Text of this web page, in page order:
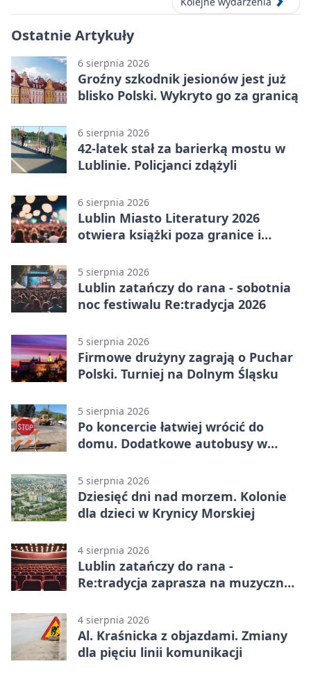
Ostatnie Artykuły
6 sierpnia 2026
Groźny szkodnik jesionów jest już
blisko Polski. Wykryto go za granicą
6 sierpnia 2026
42-latek stał za barierką mostu w
Lublinie. Policjanci zdążyli
6 sierpnia 2026
Lublin Miasto Literatury 2026
otwiera książki poza granice i
5 sierpnia 2026
Lublin zatańczy do rana - sobotnia
noc festiwalu Re:tradycja 2026
5 sierpnia 2026
Firmowe drużyny zagrają o Puchar
Polski. Turniej na Dolnym Śląsku
5 sierpnia 2026
Po koncercie łatwiej wrócić do
domu. Dodatkowe autobusy w
5 sierpnia 2026
Dziesięć dni nad morzem. Kolonie
dla dzieci w Krynicy Morskiej
4 sierpnia 2026
Lublin zatańczy do rana -
Re:tradycja zaprasza na muzyczną
4 sierpnia 2026
Al. Kraśnicka z objazdami. Zmiany
dla pięciu linii komunikacji